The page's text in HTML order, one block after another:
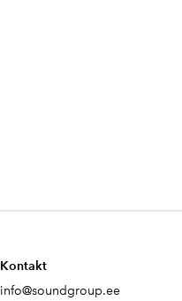
Kontakt
info@soundgroup.ee